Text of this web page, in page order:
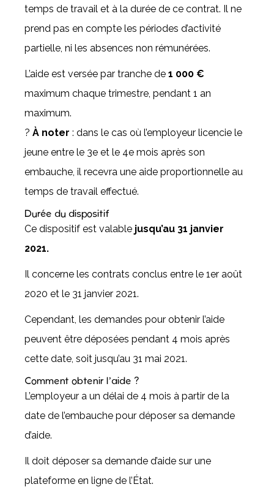
temps de travail et à la durée de ce contrat. Il ne
prend pas en compte les périodes d’activité
partielle, ni les absences non rémunérées.
L’aide est versée par tranche de 1 000 €
maximum chaque trimestre, pendant 1 an
maximum.
? À noter : dans le cas où l’employeur licencie le
jeune entre le 3e et le 4e mois après son
embauche, il recevra une aide proportionnelle au
temps de travail effectué.
Durée du dispositif
Ce dispositif est valable jusqu’au 31 janvier
2021.
Il concerne les contrats conclus entre le 1er août
2020 et le 31 janvier 2021.
Cependant, les demandes pour obtenir l’aide
peuvent être déposées pendant 4 mois après
cette date, soit jusqu’au 31 mai 2021.
Comment obtenir l’aide ?
L’employeur a un délai de 4 mois à partir de la
date de l’embauche pour déposer sa demande
d’aide.
Il doit déposer sa demande d’aide sur une
plateforme en ligne de l’État.